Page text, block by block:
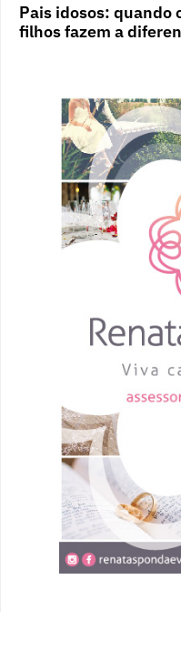
Pais idosos: quando
filhos fazem a